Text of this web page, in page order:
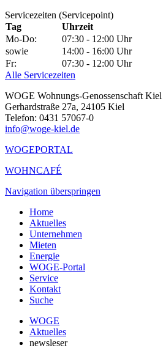
Servicezeiten (Servicepoint)
Tag
Uhrzeit
Mo-Do:
07:30 - 12:00 Uhr
sowie
14:00 - 16:00 Uhr
Fr:
07:30 - 12:00 Uhr
Alle Servicezeiten
WOGE Wohnungs-Genossenschaft Kiel
Gerhardstraße 27a, 24105 Kiel
Telefon: 0431 57067-0
info@woge-kiel.de
WOGEPORTAL
WOHNCAFÉ
Navigation überspringen
Home
Aktuelles
Unternehmen
Mieten
Energie
WOGE-Portal
Service
Kontakt
Suche
WOGE
Aktuelles
newsleser